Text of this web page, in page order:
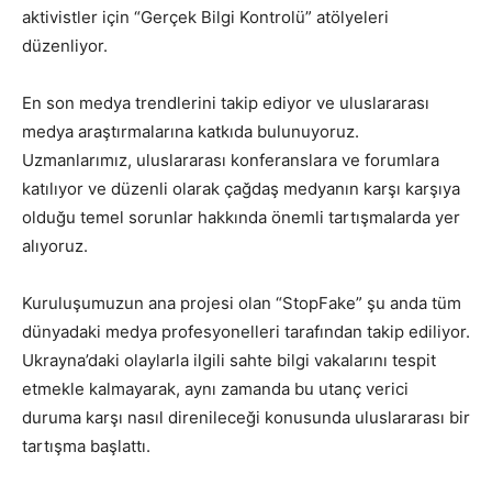
aktivistler için “Gerçek Bilgi Kontrolü” atölyeleri
düzenliyor.
En son medya trendlerini takip ediyor ve uluslararası
medya araştırmalarına katkıda bulunuyoruz.
Uzmanlarımız, uluslararası konferanslara ve forumlara
katılıyor ve düzenli olarak çağdaş medyanın karşı karşıya
olduğu temel sorunlar hakkında önemli tartışmalarda yer
alıyoruz.
Kuruluşumuzun ana projesi olan “StopFake” şu anda tüm
dünyadaki medya profesyonelleri tarafından takip ediliyor.
Ukrayna’daki olaylarla ilgili sahte bilgi vakalarını tespit
etmekle kalmayarak, aynı zamanda bu utanç verici
duruma karşı nasıl direnileceği konusunda uluslararası bir
tartışma başlattı.